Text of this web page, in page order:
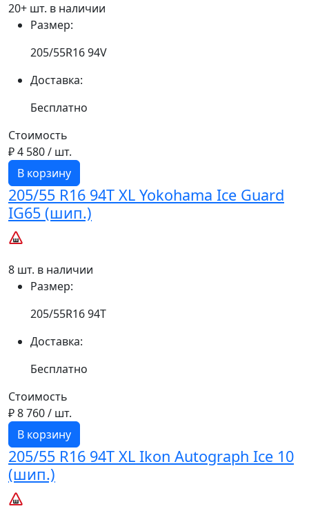
20+ шт. в наличии
Размер:
205/55R16 94V
Доставка:
Бесплатно
Стоимость
₽ 4 580/ шт.
В корзину
205/55 R16 94T XL Yokohama Ice Guard
IG65 (шип.)
8 шт. в наличии
Размер:
205/55R16 94T
Доставка:
Бесплатно
Стоимость
₽ 8 760/ шт.
В корзину
205/55 R16 94T XL Ikon Autograph Ice 10
(шип.)